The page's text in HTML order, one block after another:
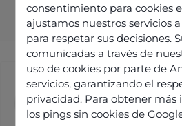
consentimiento para cookies
ajustamos nuestros servicios
para respetar sus decisiones.
comunicadas a través de
uso de cookies por parte de
servicios, garantizando el
privacidad. Para obtener más
los pings sin cookies de